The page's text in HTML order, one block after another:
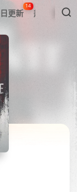
日更新
14
热搜榜